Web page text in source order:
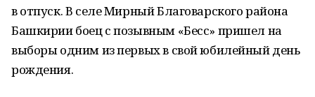
в отпуск. В селе Мирный Благоварского района
Башкирии боец с позывным «Бесс» пришел на
выборы одним из первых в свой юбилейный день
рождения.